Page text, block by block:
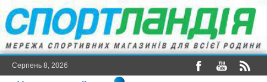
Серпень 8, 2026